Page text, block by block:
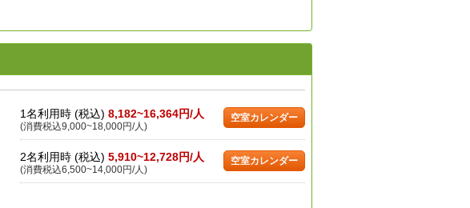
1名利用時 (税込) 8,182~16,364円/人
(消費税込9,000~18,000円/人)
空室カレンダー
2名利用時 (税込) 5,910~12,728円/人
(消費税込6,500~14,000円/人)
空室カレンダー